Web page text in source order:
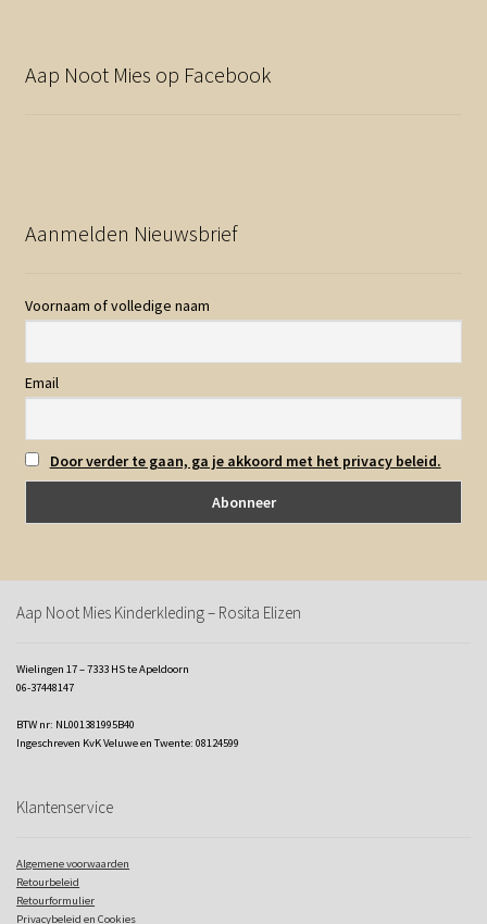
Aap Noot Mies op Facebook
Aanmelden Nieuwsbrief
Voornaam of volledige naam
Email
Door verder te gaan, ga je akkoord met het privacy beleid.
Aap Noot Mies Kinderkleding – Rosita Elizen
Wielingen 17 – 7333 HS te Apeldoorn
06-37448147
BTW nr: NL001381995B40
Ingeschreven KvK Veluwe en Twente: 08124599
Klantenservice
Algemene voorwaarden
Retourbeleid
Retourformulier
Privacybeleid en Cookies